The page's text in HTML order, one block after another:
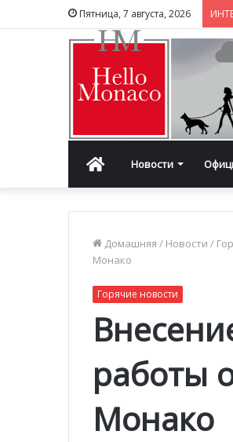
Пятница, 7 августа, 2026
ГлавнаяНовости
Домашняя / Новости /
Монако
Горячие новости
работы
Монако